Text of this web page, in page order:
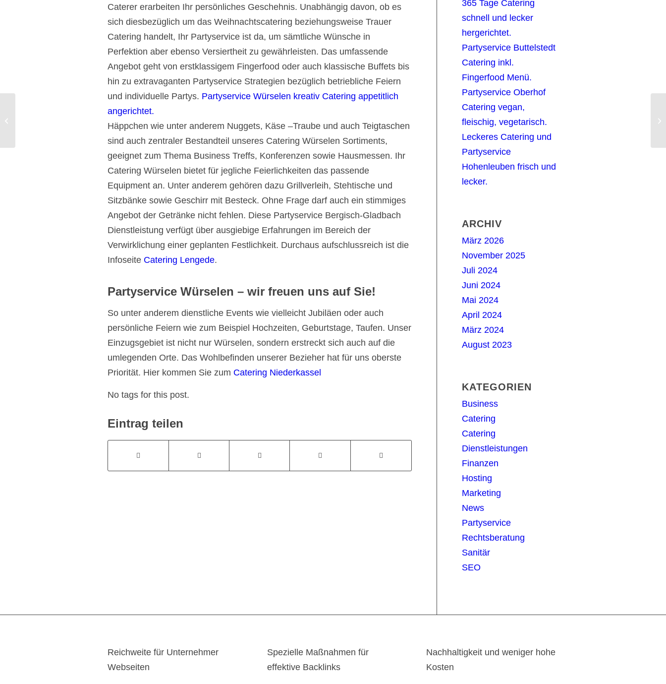
Caterer erarbeiten Ihr persönliches Geschehnis. Unabhängig davon, ob es
sich diesbezüglich um das Weihnachtscatering beziehungsweise Trauer
Catering handelt, Ihr Partyservice ist da, um sämtliche Wünsche in
Perfektion aber ebenso Versiertheit zu gewährleisten. Das umfassende
Angebot geht von erstklassigem Fingerfood oder auch klassische Buffets bis
hin zu extravaganten Partyservice Strategien bezüglich betriebliche Feiern
und individuelle Partys. Partyservice Würselen kreativ Catering appetitlich
angerichtet.
Häppchen wie unter anderem Nuggets, Käse –Traube und auch Teigtaschen
sind auch zentraler Bestandteil unseres Catering Würselen Sortiments,
geeignet zum Thema Business Treffs, Konferenzen sowie Hausmessen. Ihr
Catering Würselen bietet für jegliche Feierlichkeiten das passende
Equipment an. Unter anderem gehören dazu Grillverleih, Stehtische und
Sitzbänke sowie Geschirr mit Besteck. Ohne Frage darf auch ein stimmiges
Angebot der Getränke nicht fehlen. Diese Partyservice Bergisch-Gladbach
Dienstleistung verfügt über ausgiebige Erfahrungen im Bereich der
Verwirklichung einer geplanten Festlichkeit. Durchaus aufschlussreich ist die
Infoseite Catering Lengede.
Partyservice Würselen – wir freuen uns auf Sie!
So unter anderem dienstliche Events wie vielleicht Jubiläen oder auch
persönliche Feiern wie zum Beispiel Hochzeiten, Geburtstage, Taufen. Unser
Einzugsgebiet ist nicht nur Würselen, sondern erstreckt sich auch auf die
umlegenden Orte. Das Wohlbefinden unserer Bezieher hat für uns oberste
Priorität. Hier kommen Sie zum Catering Niederkassel
No tags for this post.
Eintrag teilen
365 Tage Catering
schnell und lecker
hergerichtet.
Partyservice Buttelstedt
Catering inkl.
Fingerfood Menü.
Partyservice Oberhof
Catering vegan,
fleischig, vegetarisch.
Leckeres Catering und
Partyservice
Hohenleuben frisch und
lecker.
ARCHIV
März 2026
November 2025
Juli 2024
Juni 2024
Mai 2024
April 2024
März 2024
August 2023
KATEGORIEN
Business
Catering
Catering
Dienstleistungen
Finanzen
Hosting
Marketing
News
Partyservice
Rechtsberatung
Sanitär
SEO
Reichweite für Unternehmer
Webseiten
Spezielle Maßnahmen für
effektive Backlinks
Nachhaltigkeit und weniger hohe
Kosten